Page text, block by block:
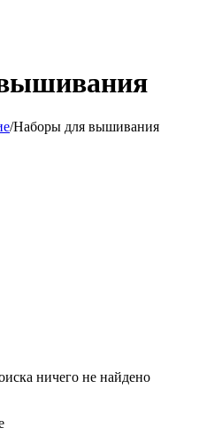
/Наборы для вышивания
ничего не найдено